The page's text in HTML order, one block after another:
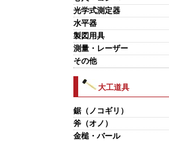
光学式測定器
水平器
製図用具
測量・レーザー
その他
大工道具
鋸（ノコギリ）
斧（オノ）
金槌・バール